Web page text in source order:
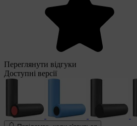
Переглянути відгуки
Доступні версії